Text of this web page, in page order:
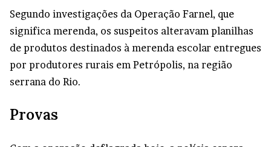
Segundo investigações da Operação Farnel, que
significa merenda, os suspeitos alteravam planilhas
de produtos destinados à merenda escolar entregues
por produtores rurais em Petrópolis, na região
serrana do Rio.
Provas